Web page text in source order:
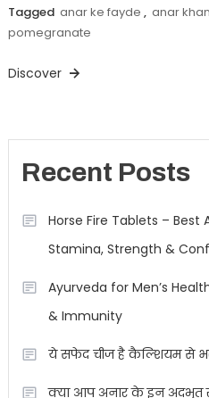
Tagged anar ke fayde , anar
pomegranate
Discover
Recent Posts
Horse Fire Tablets – Best
Stamina, Strength &
Ayurveda for Men’s
& Immunity
ये सफेद चीज है कैल्शियम से
क्या आप अनार के इन अद्भुत